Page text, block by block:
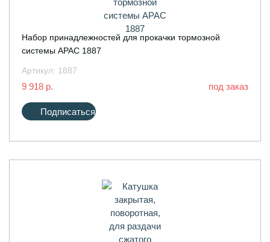
Набор принадлежностей для прокачки тормозной
системы APAC 1887
Артикул: 1887
9 918 р. под заказ
Подписаться